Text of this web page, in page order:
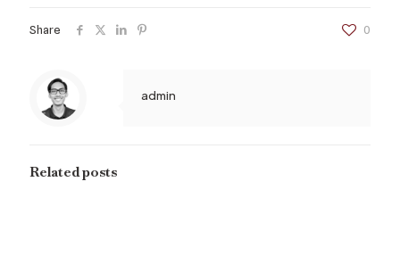
Share 0
admin
Related posts